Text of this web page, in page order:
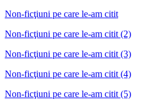
Non-ficţiuni pe care le-am citit
Non-ficţiuni pe care le-am citit (2)
Non-ficţiuni pe care le-am citit (3)
Non-ficţiuni pe care le-am citit (4)
Non-ficţiuni pe care le-am citit (5)